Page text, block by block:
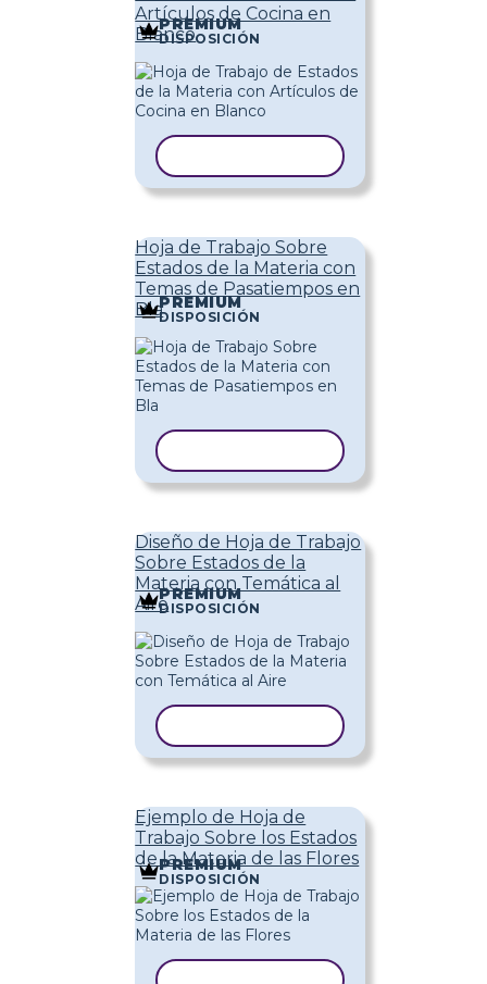
Artículos de Cocina en
Blanco
PREMIUM
DISPOSICIÓN
Hoja de Trabajo Sobre
Estados de la Materia con
Temas de Pasatiempos en
BlaPREMIUM
DISPOSICIÓN
Diseño de Hoja de Trabajo
Sobre Estados de la
Materia con Temática al
Aire
PREMIUM
DISPOSICIÓN
Ejemplo de Hoja de
Trabajo Sobre los Estados
de la Materia de las Flores
PREMIUM
DISPOSICIÓN